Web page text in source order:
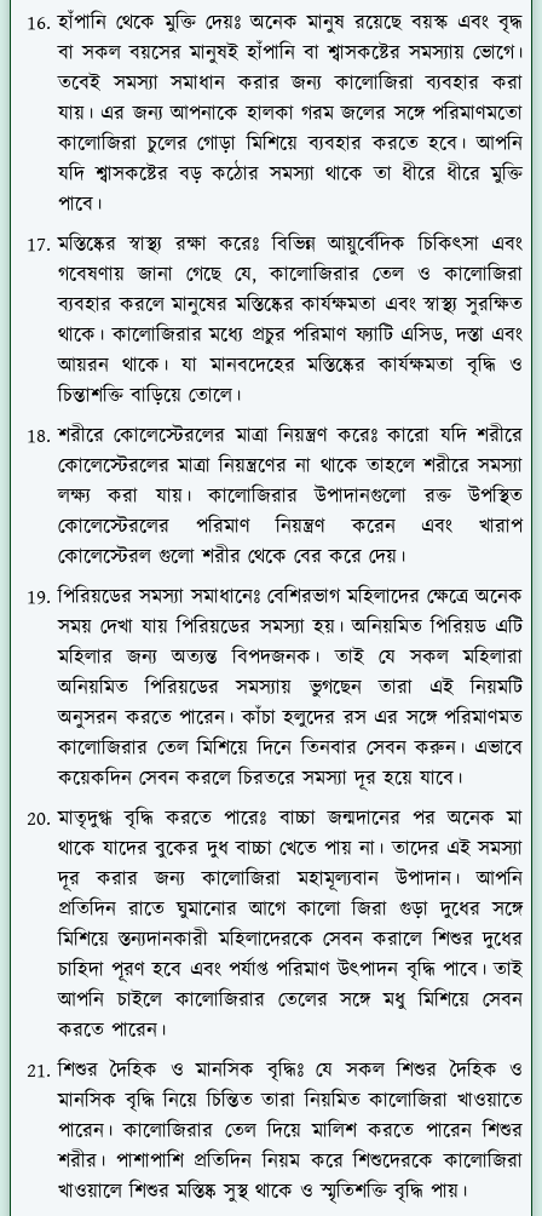
হাঁপানি থেকে মুক্তি দেয়ঃ অনেক মানুষ রয়েছে বয়স্ক এবং বৃদ্ধ
বা সকল বয়সের মানুষই হাঁপানি বা শ্বাসকষ্টের সমস্যায় ভোগে।
তবেই সমস্যা সমাধান করার জন্য কালোজিরা ব্যবহার করা
যায়। এর জন্য আপনাকে হালকা গরম জলের সঙ্গে পরিমাণমতো
কালোজিরা চুলের গোড়া মিশিয়ে ব্যবহার করতে হবে। আপনি
যদি শ্বাসকষ্টের বড় কঠোর সমস্যা থাকে তা ধীরে ধীরে মুক্তি
পাবে।
মস্তিষ্কের স্বাস্থ্য রক্ষা করেঃ বিভিন্ন আয়ুর্বেদিক চিকিৎসা এবং
গবেষণায় জানা গেছে যে, কালোজিরার তেল ও কালোজিরা
ব্যবহার করলে মানুষের মস্তিষ্কের কার্যক্ষমতা এবং স্বাস্থ্য সুরক্ষিত
থাকে। কালোজিরার মধ্যে প্রচুর পরিমাণ ফ্যাটি এসিড, দস্তা এবং
আয়রন থাকে। যা মানবদেহের মস্তিষ্কের কার্যক্ষমতা বৃদ্ধি ও
চিন্তাশক্তি বাড়িয়ে তোলে।
শরীরে কোলেস্টেরলের মাত্রা নিয়ন্ত্রণ করেঃ কারো যদি শরীরে
কোলেস্টেরলের মাত্রা নিয়ন্ত্রণের না থাকে তাহলে শরীরে সমস্যা
লক্ষ্য করা যায়। কালোজিরার উপাদানগুলো রক্ত উপস্থিত
কোলেস্টেরলের পরিমাণ নিয়ন্ত্রণ করেন এবং খারাপ
কোলেস্টেরল গুলো শরীর থেকে বের করে দেয়।
পিরিয়ডের সমস্যা সমাধানেঃ বেশিরভাগ মহিলাদের ক্ষেত্রে অনেক
সময় দেখা যায় পিরিয়ডের সমস্যা হয়। অনিয়মিত পিরিয়ড এটি
মহিলার জন্য অত্যন্ত বিপদজনক। তাই যে সকল মহিলারা
অনিয়মিত পিরিয়ডের সমস্যায় ভুগছেন তারা এই নিয়মটি
অনুসরন করতে পারেন। কাঁচা হলুদের রস এর সঙ্গে পরিমাণমত
কালোজিরার তেল মিশিয়ে দিনে তিনবার সেবন করুন। এভাবে
কয়েকদিন সেবন করলে চিরতরে সমস্যা দূর হয়ে যাবে।
মাতৃদুগ্ধ বৃদ্ধি করতে পারেঃ বাচ্চা জন্মদানের পর অনেক মা
থাকে যাদের বুকের দুধ বাচ্চা খেতে পায় না। তাদের এই সমস্যা
দূর করার জন্য কালোজিরা মহামূল্যবান উপাদান। আপনি
প্রতিদিন রাতে ঘুমানোর আগে কালো জিরা গুড়া দুধের সঙ্গে
মিশিয়ে স্তন্যদানকারী মহিলাদেরকে সেবন করালে শিশুর দুধের
চাহিদা পূরণ হবে এবং পর্যাপ্ত পরিমাণ উৎপাদন বৃদ্ধি পাবে। তাই
আপনি চাইলে কালোজিরার তেলের সঙ্গে মধু মিশিয়ে সেবন
করতে পারেন।
শিশুর দৈহিক ও মানসিক বৃদ্ধিঃ যে সকল শিশুর দৈহিক ও
মানসিক বৃদ্ধি নিয়ে চিন্তিত তারা নিয়মিত কালোজিরা খাওয়াতে
পারেন। কালোজিরার তেল দিয়ে মালিশ করতে পারেন শিশুর
শরীর। পাশাপাশি প্রতিদিন নিয়ম করে শিশুদেরকে কালোজিরা
খাওয়ালে শিশুর মস্তিষ্ক সুস্থ থাকে ও স্মৃতিশক্তি বৃদ্ধি পায়।